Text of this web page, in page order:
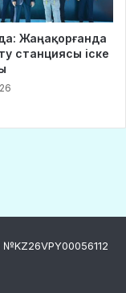
№KZ26VPY00056112